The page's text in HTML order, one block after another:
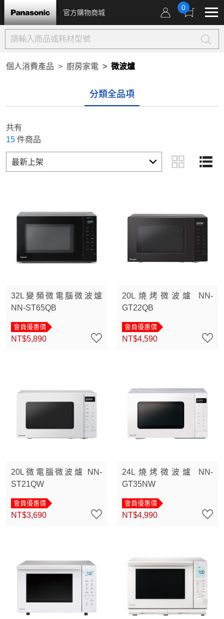
官方購物商城
0
個人消費產品 廚房家電 微波爐
分類全品項
共有
15 件商品
32L變頻微電腦微波爐
NN-ST65QB
會員優惠價
NT$5,890
20L燒烤微波爐 NN-
GT22QB
會員優惠價
NT$4,590
20L微電腦微波爐 NN-
ST21QW
會員優惠價
NT$3,690
24L燒烤微波爐 NN-
GT35NW
會員優惠價
NT$4,990